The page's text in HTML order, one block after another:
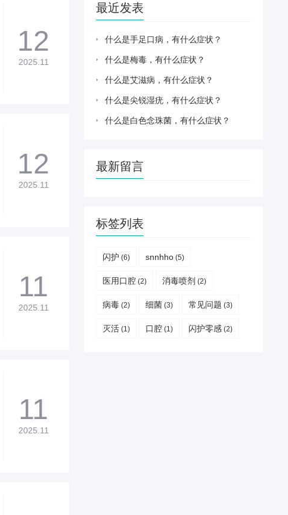
12
2025.11
12
2025.11
11
2025.11
11
2025.11
最近发表
什么是手足口病，有什么症状？
什么是梅毒，有什么症状？
什么是艾滋病，有什么症状？
什么是尖锐湿疣，有什么症状？
什么是白色念珠菌，有什么症状？
最新留言
标签列表
闪护 (6) snnhho (5)
医用口腔 (2) 消毒喷剂 (2)
病毒 (2) 细菌 (3) 常见问题 (3)
灭活 (1) 口腔 (1) 闪护零感 (2)